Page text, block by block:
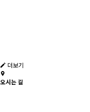
더보기
오시는 길